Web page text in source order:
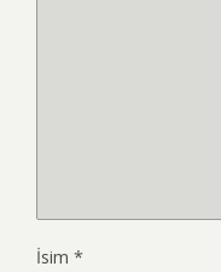
İsim *